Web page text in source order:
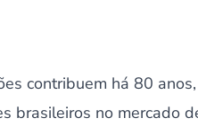
contribuem há 80
brasileiros no mercado